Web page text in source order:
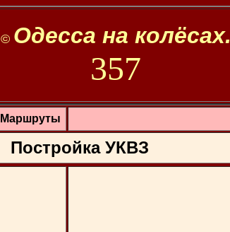
© Одесса на колёсах.
357
Маршруты
Постройка УКВЗ